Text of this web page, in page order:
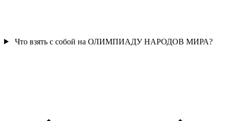
Что взять с собой на ОЛИМПИАДУ НАРОДОВ МИРА?